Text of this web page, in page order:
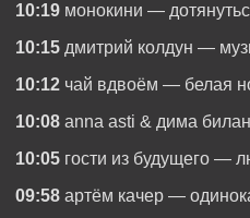
10:19 монокини —
10:15 дмитрий колдун —
10:12 чай вдвоём — белая
10:08 anna asti & дима
10:05 гости из будущего —
09:58 артём качер —